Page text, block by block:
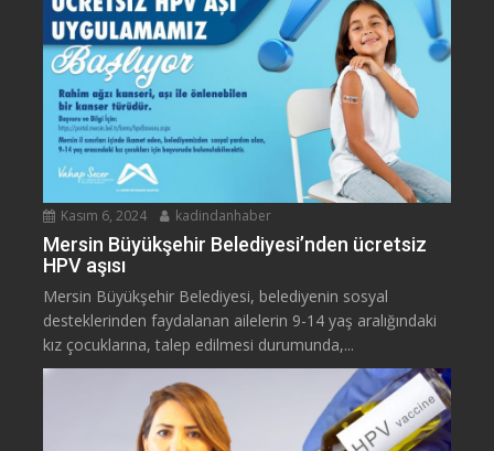
Kasım 6, 2024 kadindanhaber
Mersin Büyükşehir Belediyesi’nden ücretsiz
HPV aşısı
Mersin Büyükşehir Belediyesi, belediyenin sosyal
desteklerinden faydalanan ailelerin 9-14 yaş aralığındaki
kız çocuklarına, talep edilmesi durumunda,...